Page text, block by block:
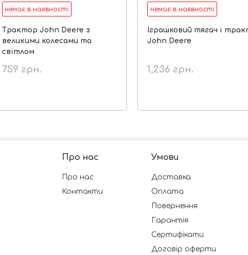
немає в наявності
Трактор John Deere з
великими колесами та
світлом
759 грн.
немає в наявності
Іграшковий тягач і
John Deere
1,236 грн.
Про нас
Про нас
Контакти
Умови
Доставка
Оплата
Повернення
Гарантія
Сертифікати
Договір оферти